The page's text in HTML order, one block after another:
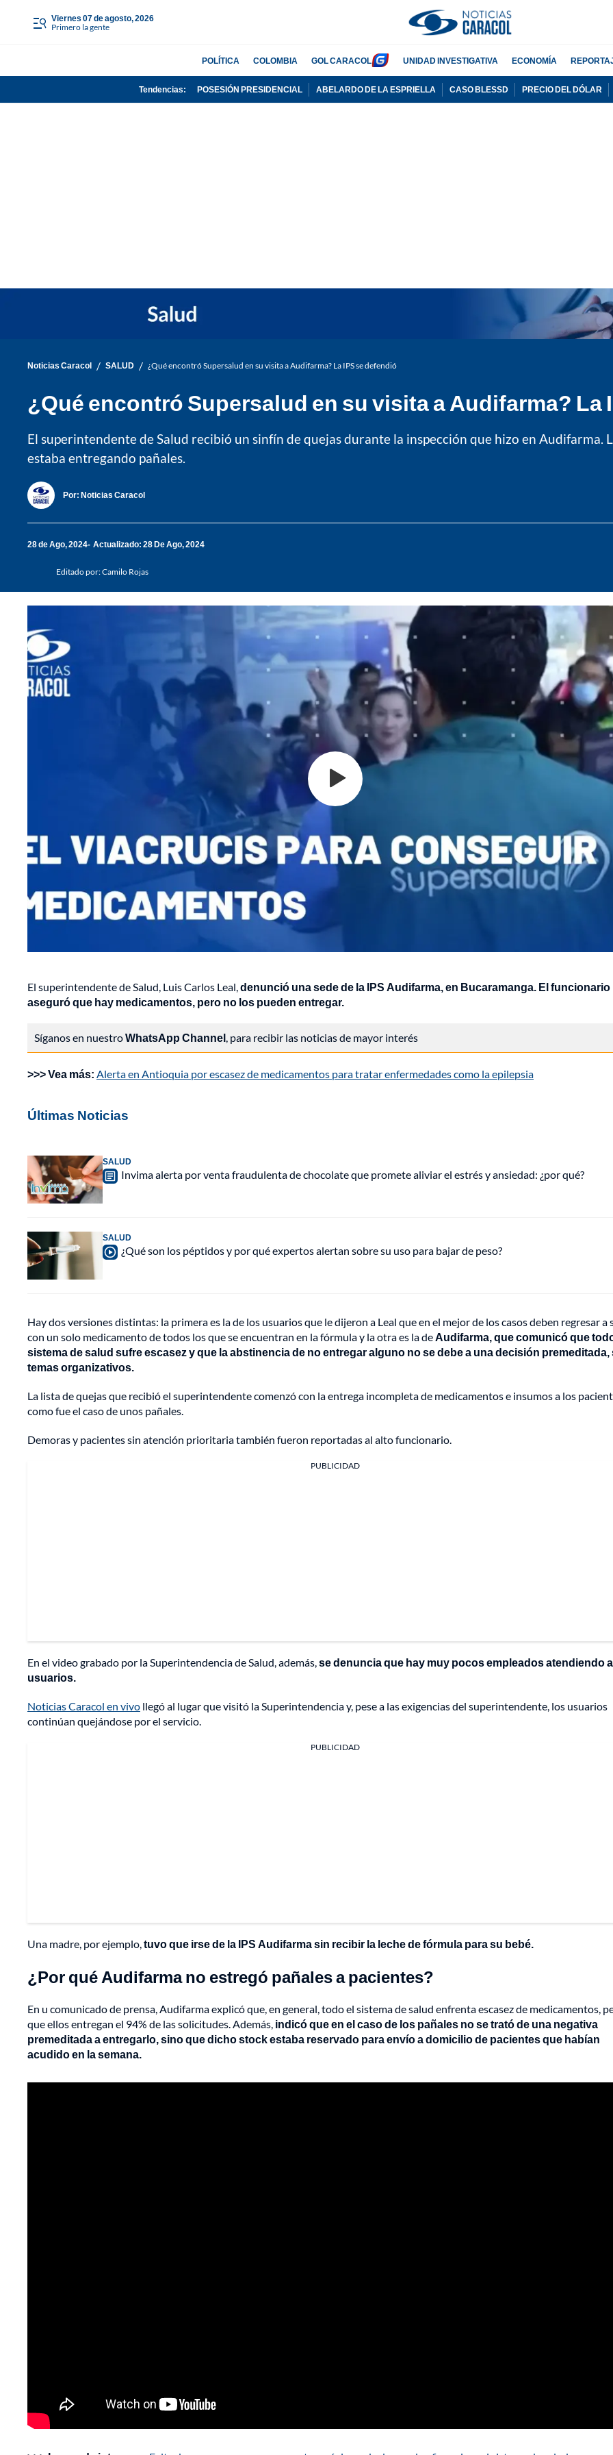
viernes 07 de agosto, 2026
Primero la gente
POLÍTICA COLOMBIA GOL CARACOL UNIDAD INVESTIGATIVA ECONOMÍA
Tendencias: POSESIÓN PRESIDENCIAL ABELARDO DE LA ESPRIELLA CASO BLESSD PRECIO DEL DÓLAR
Noticias Caracol / SALUD / ¿Qué encontró Supersalud en su visita a Audifarma? La IPS se defendió
¿Qué encontró Supersalud en su visita a Audifarma? La
El superintendente de Salud recibió un sinfín de quejas durante la inspección que hizo en Audifarma.
estaba entregando pañales.
Por: Noticias Caracol
28 de Ago, 2024 Actualizado: 28 De Ago, 2024
Editado por:Camilo Rojas
El superintendente de Salud, Luis Carlos Leal,denunció una sede de la IPS Audifarma, en Bucaramanga. El funcionario
aseguró que hay medicamentos, pero no los pueden entregar.
Síganos en nuestroWhatsApp Channel, para recibir las noticias de mayor interés
>>> Vea más: Alerta en Antioquia por escasez de medicamentos para tratar enfermedades como la epilepsia
Últimas Noticias
SALUD
Invima alerta por venta fraudulenta de chocolate que promete aliviar el estrés y ansiedad: ¿por qué?
SALUD
¿Qué son los péptidos y por qué expertos alertan sobre su uso para bajar de peso?
Hay dos versiones distintas: la primera es la de los usuarios que le dijeron a Leal que en el mejor de los casos deben regresar a
con un solo medicamento de todos los que se encuentran en la fórmula y la otra es la deAudifarma, que comunicó que
sistema de salud sufre escasez y que la abstinencia de no entregar alguno no se debe a una decisión premeditada,
temas organizativos.
La lista de quejas que recibió el superintendente comenzó con la entrega incompleta de medicamentos e insumos a los
como fue el caso de unos pañales.
Demoras y pacientes sin atención prioritaria también fueron reportadas al alto funcionario.
PUBLICIDAD
En el video grabado por la Superintendencia de Salud, además,se denuncia que hay muy pocos empleados atendiendo
usuarios.
Noticias Caracol en vivo llegó al lugar que visitó la Superintendencia y, pese a las exigencias del superintendente, los usuarios
continúan quejándose por el servicio.
PUBLICIDAD
Una madre, por ejemplo,tuvo que irse de la IPS Audifarma sin recibir la leche de fórmula para su bebé.
¿Por qué Audifarma no estregó pañales a pacientes?
En u comunicado de prensa, Audifarma explicó que, en general, todo el sistema de salud enfrenta escasez de medicamentos,
que ellos entregan el 94% de las solicitudes. Además, indicó que en el caso de los pañales no se trató de una negativa
premeditada a entregarlo, sino que dicho stock estaba reservado para envío a domicilio de pacientes que habían
acudido en la semana.